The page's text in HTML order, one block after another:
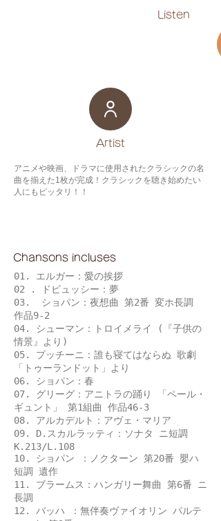
Listen​
​Artist
アニメや映画、ドラマに使用されたクラシックの名
曲を揃えた1枚が完成！クラシックを聴き始めたい
人にもピッタリ！！
Chansons incluses
01. エルガー：愛の挨拶
02 . ドビュッシー：夢
03. ショパン：夜想曲 第2番 変ホ長調
作品9-2
04. シューマン：トロイメライ (『子供の
情景』より)
05. プッチーニ：誰も寝てはならぬ 歌劇
「トゥーランドット」より
06. ショパン：春
07. グリーグ：アニトラの踊り 「ペール・
ギュント」 第1組曲 作品46-3
08. アルカデルト：アヴェ・マリア
09. D.スカルラッティ：ソナタ ニ短調
K.213/L.108
10. ショパン ：ノクターン 第20番 嬰ハ
短調 遺作
11. ブラームス：ハンガリー舞曲 第6番 ニ
長調
12. バッハ ：無伴奏ヴァイオリン パルテ